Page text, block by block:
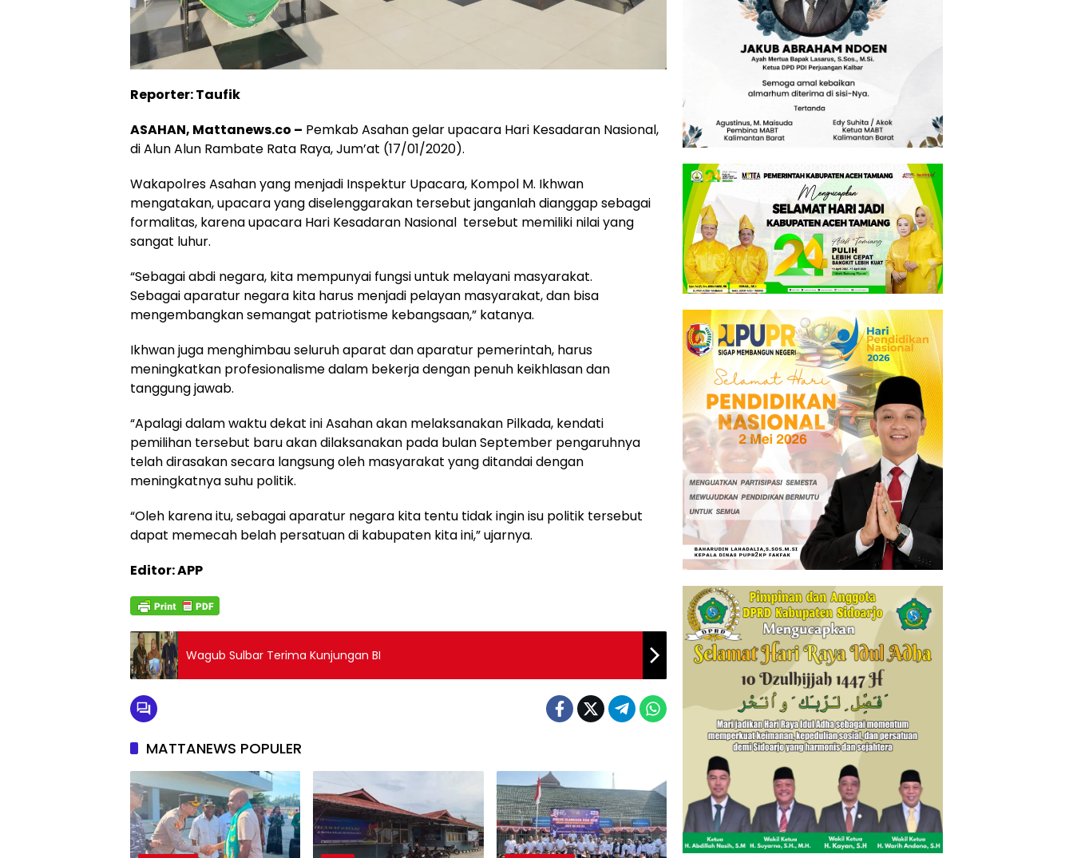
Reporter: Taufik
ASAHAN, Mattanews.co – Pemkab Asahan gelar upacara Hari Kesadaran Nasional,
di Alun Alun Rambate Rata Raya, Jum’at (17/01/2020).
Wakapolres Asahan yang menjadi Inspektur Upacara, Kompol M. Ikhwan
mengatakan, upacara yang diselenggarakan tersebut janganlah dianggap sebagai
formalitas, karena upacara Hari Kesadaran Nasional tersebut memiliki nilai yang
sangat luhur.
“Sebagai abdi negara, kita mempunyai fungsi untuk melayani masyarakat.
Sebagai aparatur negara kita harus menjadi pelayan masyarakat, dan bisa
mengembangkan semangat patriotisme kebangsaan,” katanya.
Ikhwan juga menghimbau seluruh aparat dan aparatur pemerintah, harus
meningkatkan profesionalisme dalam bekerja dengan penuh keikhlasan dan
tanggung jawab.
“Apalagi dalam waktu dekat ini Asahan akan melaksanakan Pilkada, kendati
pemilihan tersebut baru akan dilaksanakan pada bulan September pengaruhnya
telah dirasakan secara langsung oleh masyarakat yang ditandai dengan
meningkatnya suhu politik.
“Oleh karena itu, sebagai aparatur negara kita tentu tidak ingin isu politik tersebut
dapat memecah belah persatuan di kabupaten kita ini,” ujarnya.
Editor: APP
Wagub Sulbar Terima Kunjungan BI
MATTANEWS POPULER